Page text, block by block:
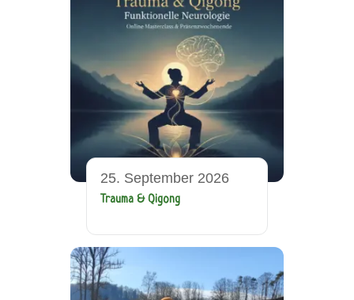
25. September 2026
Trauma & Qigong